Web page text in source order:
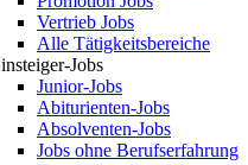
Vertrieb Jobs
Alle Tätigkeitsbereiche
Jobs
Junior-Jobs
Abiturienten-Jobs
Absolventen-Jobs
Jobs ohne Berufserfahrung